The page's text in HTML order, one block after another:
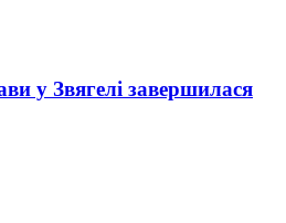
у Звягелі завершилася